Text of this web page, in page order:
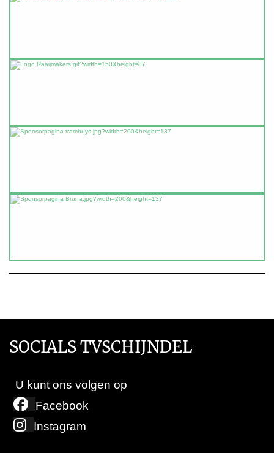
SOCIALS TVSCHIJNDEL
U kunt ons volgen op
Facebook
Instagram